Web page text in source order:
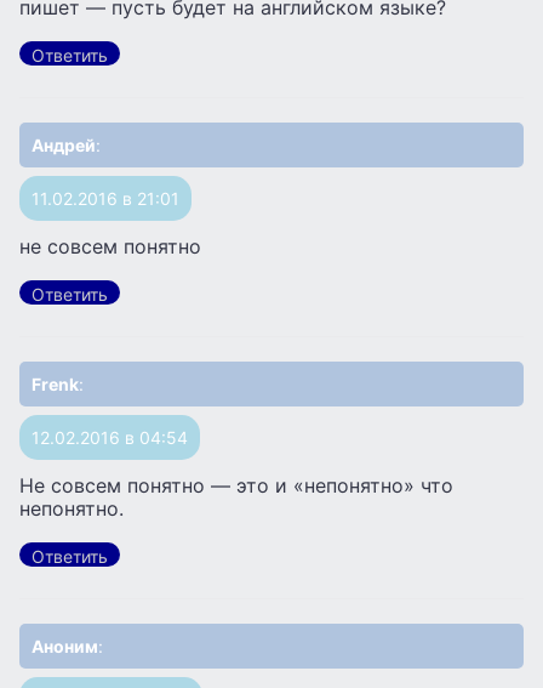
пишет — пусть будет на английском языке?
Ответить
Андрей:
11.02.2016 в 21:01
не совсем понятно
Ответить
Frenk:
12.02.2016 в 04:54
Не совсем понятно — это и «непонятно» что
непонятно.
Ответить
Аноним: